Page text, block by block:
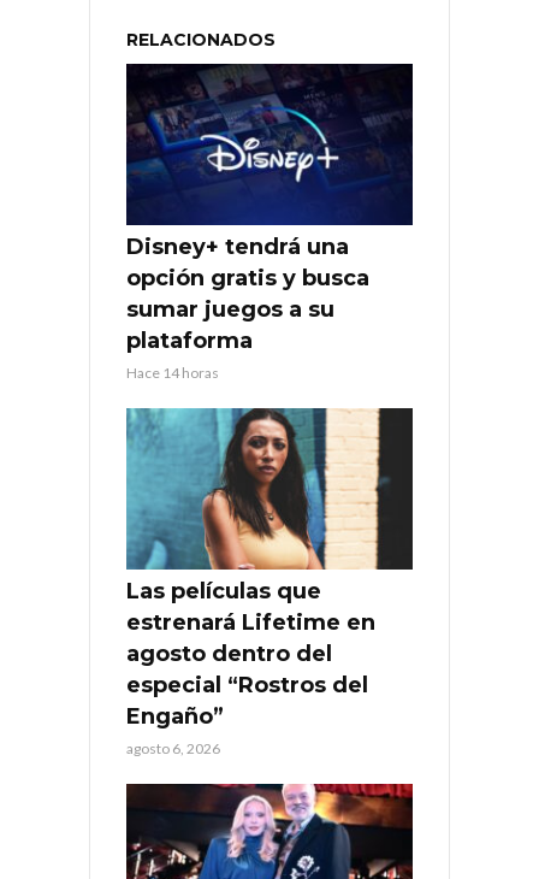
RELACIONADOS
Disney+ tendrá una
opción gratis y busca
sumar juegos a su
plataforma
Hace 14 horas
Las películas que
estrenará Lifetime en
agosto dentro del
especial “Rostros del
Engaño”
agosto 6, 2026